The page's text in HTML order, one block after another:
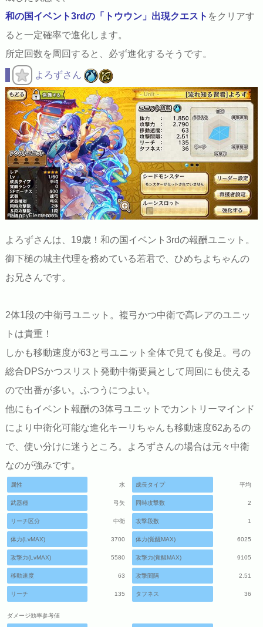
和の国イベント3rdの「トウウン」出現クエスト をクリアす
ると一定確率で進化します。
所定回数を周回すると、必ず進化するそうです。
よろずさん
©HappyElements
よろずさんは、19歳！和の国イベント3rdの報酬ユニット。
御下槌の城主代理を務めている若君で、ひめちよちゃんの
お兄さんです。
2体1段の中衛弓ユニット。複弓かつ中衛で高レアのユニッ
トは貴重！
しかも移動速度が63と弓ユニット全体で見ても俊足。弓の
総合DPSかつスリスト発動中衛要員として周回にも使える
ので出番が多い。ふつうにつよい。
他にもイベント報酬の3体弓ユニットでカントリーマインド
により中衛化可能な進化キーリちゃんも移動速度62あるの
で、使い分けに迷うところ。よろずさんの場合は元々中衛
なのが強みです。
属性 水 成長タイプ 平均
武器種 弓矢 同時攻撃数 2
リーチ区分 中衛 攻撃段数 1
体力(LvMAX) 3700 体力(覚醒MAX) 6025
攻撃力(LvMAX) 5580 攻撃力(覚醒MAX) 9105
移動速度 63 攻撃間隔 2.51
リーチ 135 タフネス 36
ダメージ効率参考値